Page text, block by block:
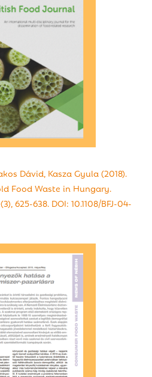
Dávid, Kasza Gyula (2018).
Food Waste in Hungary.
625-638. DOI: 10.1108/BFJ-04-